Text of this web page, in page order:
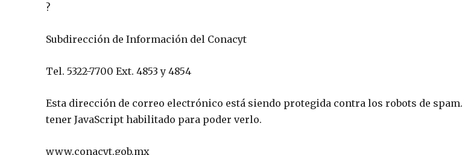
?
Subdirección de Información del Conacyt
Tel. 5322-7700 Ext. 4853 y 4854
Esta dirección de correo electrónico está siendo protegida contra los robots de spam.
tener JavaScript habilitado para poder verlo.
www.conacyt.gob.mx